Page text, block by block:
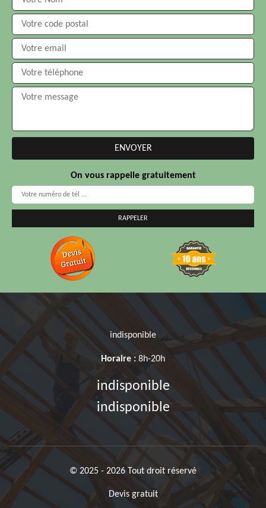
On vous rappelle gratuitement
indisponible
Horaire : 8h-20h
indisponible
indisponible
© 2025 - 2026 Tout droit réservé
Devis gratuit